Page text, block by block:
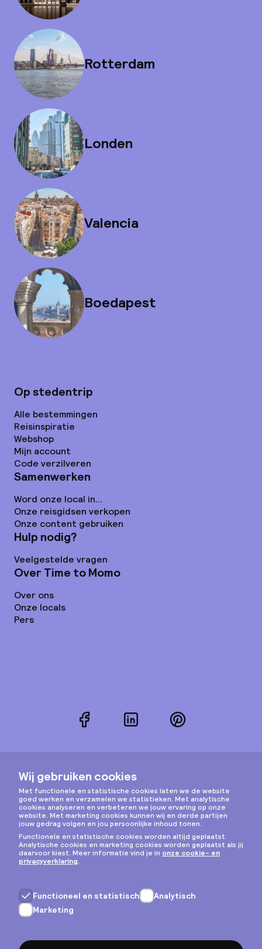
Rotterdam
Londen
Valencia
Boedapest
Op stedentrip
Alle bestemmingen
Reisinspiratie
Webshop
Mijn account
Code verzilveren
Samenwerken
Word onze local in...
Onze reisgidsen verkopen
Onze content gebruiken
Hulp nodig?
Veelgestelde vragen
Over Time to Momo
Over ons
Onze locals
Pers
FacebookLinkedInPinterest
Instagram
Privacy & cookies
Algemene voorwaarden